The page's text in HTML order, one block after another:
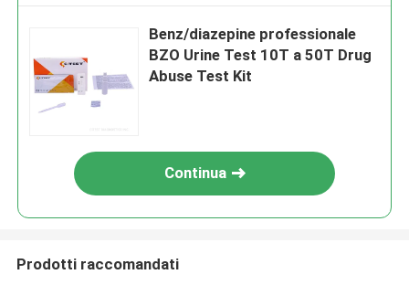
Benz/diazepine professionale
BZO Urine Test 10T a 50T Drug
Abuse Test Kit
Continua
Prodotti raccomandati